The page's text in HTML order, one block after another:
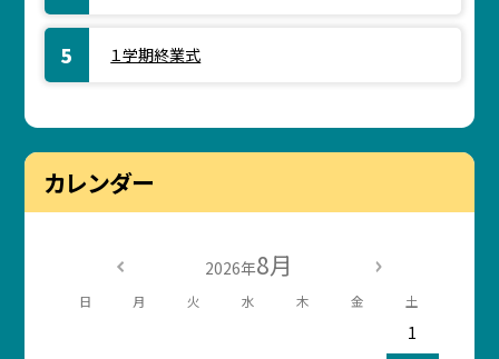
１学期終業式
カレンダー
2026年8月
日 月 火 水 木 金 土
1